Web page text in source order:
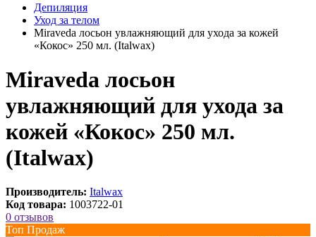
Депиляция
Уход за телом
Miraveda лосьон увлажняющий для ухода за кожей
«Кокос» 250 мл. (Italwax)
Miraveda лосьон
увлажняющий для ухода за
кожей «Кокос» 250 мл.
(Italwax)
Производитель: Italwax
Код товара: 1003722-01
0 отзывов
Топ Продаж